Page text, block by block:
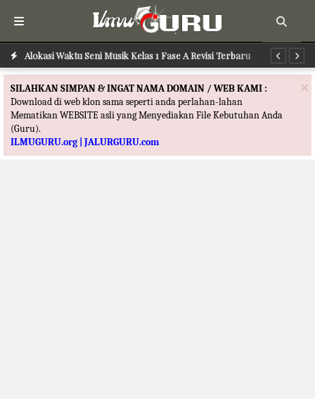
Alokasi Waktu Seni Musik Kelas 1 Fase A Revisi Terbaru
×
SILAHKAN SIMPAN & INGAT NAMA DOMAIN / WEB KAMI :
Download di web klon sama seperti anda perlahan-lahan
Mematikan WEBSITE asli yang Menyediakan File Kebutuhan Anda
(Guru).
ILMUGURU.org | JALURGURU.com